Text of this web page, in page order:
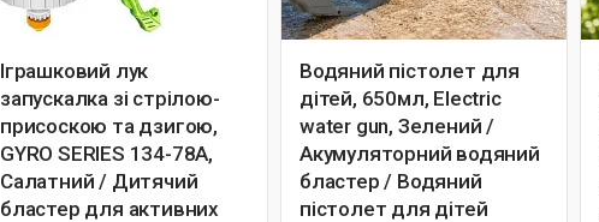
Іграшковий лук
запускалка зі стрілою-
присоскою та дзигою,
GYRO SERIES 134-78A,
Салатний / Дитячий
бластер для активних
Водяний пістолет для
дітей, 650мл, Electric
water gun, Зелений /
Акумуляторний водяний
бластер / Водяний
пістолет для дітей